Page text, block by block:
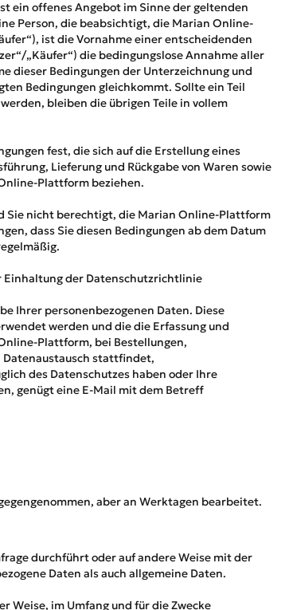
ein offenes Angebot im Sinne der geltenden
Person, die beabsichtigt, die Marian Online-
ist die Vornahme einer entscheidenden
„Käufer“) die bedingungslose Annahme aller
dieser Bedingungen der Unterzeichnung und
Bedingungen gleichkommt. Sollte ein Teil
bleiben die übrigen Teile in vollem
fest, die sich auf die Erstellung eines
Lieferung und Rückgabe von Waren sowie
Plattform beziehen.
Sie nicht berechtigt, die Marian Online-Plattform
dass Sie diesen Bedingungen ab dem Datum
Einhaltung der Datenschutzrichtlinie
Ihrer personenbezogenen Daten. Diese
werden und die die Erfassung und
Plattform, bei Bestellungen,
Datenaustausch stattfindet,
des Datenschutzes haben oder Ihre
genügt eine E-Mail mit dem Betreff
aber an Werktagen bearbeitet.
durchführt oder auf andere Weise mit der
Daten als auch allgemeine Daten.
Weise, im Umfang und für die Zwecke